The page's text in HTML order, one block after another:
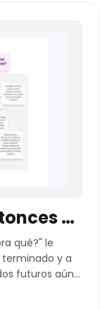
Plantilla de "¿Qué? ¿Entonces qué? ¿Ahora qué?"
qué?" le
y a
futuros aún